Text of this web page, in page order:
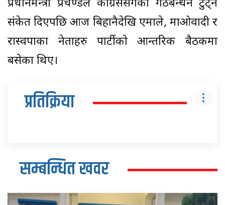
प्रधानमन्त्री प्रचण्डले कांग्रेससँगको गठबन्धन टुट्ने
संकेत दिएपछि आज बिहानैदेखि एमाले, माओवादी र
रास्वपाका नेताहरु पार्टीको आन्तरिक बैठकमा
बसेका थिए।
प्रतिक्रिया
सम्बन्धित खवर